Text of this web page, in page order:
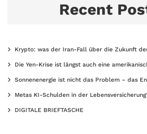
Recent
Krypto: was der Iran-Fall über die Zukunft
Die Yen-Krise ist längst auch eine
Sonnenenergie ist nicht das Problem – das
Metas KI-Schulden in der
DIGITALE BRIEFTASCHE